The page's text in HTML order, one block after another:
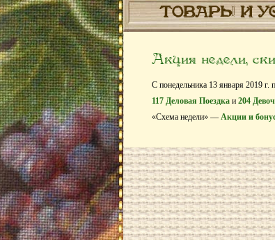
ТОВАРЫ И
Акция недели,
С понедельника 13 января 2019 г.
117 Деловая Поездка и 204
«Схема недели» — Акции и